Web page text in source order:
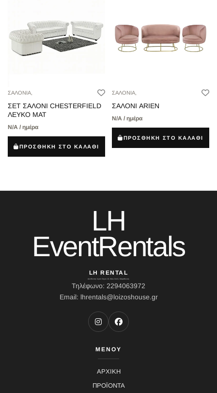
ΣΑΛΟΝΙΑ,
ΣΕΤ ΣΑΛΟΝΙ CHESTERFIELD
ΛΕΥΚΟ ΜΑΤ
Ν/Α / ημέρα
ΠΡΟΣΘΗΚΗ ΣΤΟ ΚΑΛΑΘΙ
ΣΑΛΟΝΙΑ,
ΣΑΛΟΝΙ ARIEN
Ν/Α / ημέρα
ΠΡΟΣΘΗΚΗ ΣΤΟ ΚΑΛΑΘΙ
LH
EventRentals
LH RENTAL
Διεύθυνση: Ιερού Λόχου 10, Κάτω Σούλι, Μαραθώνας
Τηλέφωνο: 2294063972
Email: lhrentals@loizoshouse.gr
ΜΕΝΟΥ
ΑΡΧΙΚΗ
ΠΡΟΪΟΝΤΑ